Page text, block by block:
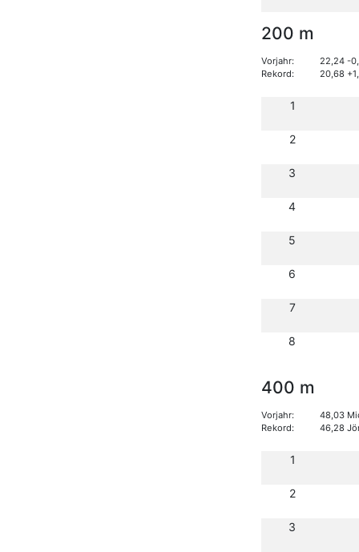
200 m
Vorjahr:
22,24 -
Rekord:
20,68
1
2
3
4
5
6
7
8
400 m
Vorjahr:
48,03
Rekord:
46,28
1
2
3